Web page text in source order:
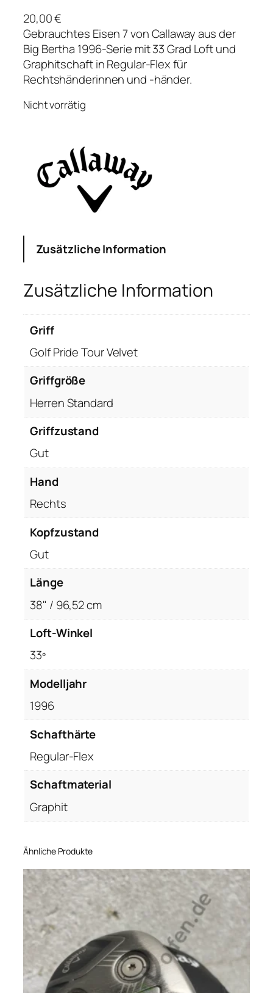
20,00€
Gebrauchtes Eisen 7 von Callaway aus der
Big Bertha 1996-Serie mit 33 Grad Loft und
Graphitschaft in Regular-Flex für
Rechtshänderinnen und -händer.
Nicht vorrätig
Zusätzliche Information
Zusätzliche Information
Griff
Golf Pride Tour Velvet
Griffgröße
Herren Standard
Griffzustand
Gut
Hand
Rechts
Kopfzustand
Gut
Länge
38" / 96,52 cm
Loft-Winkel
33º
Modelljahr
1996
Schafthärte
Regular-Flex
Schaftmaterial
Graphit
Ähnliche Produkte